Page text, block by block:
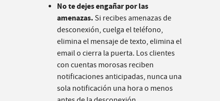
No te dejes engañar por las
amenazas. Si recibes amenazas de
desconexión, cuelga el teléfono,
elimina el mensaje de texto, elimina el
email o cierra la puerta. Los clientes
con cuentas morosas reciben
notificaciones anticipadas, nunca una
sola notificación una hora o menos